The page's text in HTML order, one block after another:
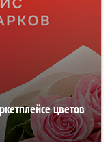
цветов